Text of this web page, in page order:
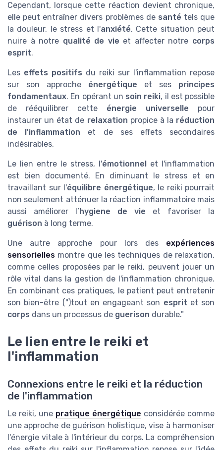
Cependant, lorsque cette réaction devient chronique,
elle peut entraîner divers problèmes de santé tels que
la douleur, le stress et l'anxiété. Cette situation peut
nuire à notre qualité de vie et affecter notre corps
esprit.
Les effets positifs du reiki sur l'inflammation repose
sur son approche énergétique et ses principes
fondamentaux. En opérant un soin reiki, il est possible
de rééquilibrer cette énergie universelle pour
instaurer un état de relaxation propice à la réduction
de l'inflammation et de ses effets secondaires
indésirables.
Le lien entre le stress, l'émotionnel
et l'inflammation
est bien documenté. En diminuant le stress et en
travaillant sur l'équilibre énergétique, le reiki pourrait
non seulement atténuer la réaction inflammatoire mais
aussi améliorer l’ hygiene de vie et favoriser la
guérison à long terme.
Une autre approche pour lors des expériences
sensorielles montre que les techniques de relaxation,
comme celles proposées par le reiki, peuvent jouer un
rôle vital dans la gestion de l'inflammation chronique.
En combinant ces pratiques, le patient peut entretenir
son bien-être (")tout en engageant son esprit et son
corps dans un processus de guerison durable."
Le lien entre le reiki et
l'inflammation
Connexions entre le reiki et la réduction
de l'inflammation
Le reiki, une pratique énergétique considérée comme
une approche de guérison holistique, vise à harmoniser
l'énergie vitale à l'intérieur du corps. La compréhension